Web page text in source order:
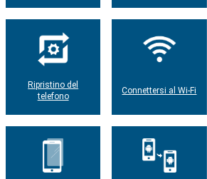
Ripristino del
telefono
Connettersi al Wi-Fi